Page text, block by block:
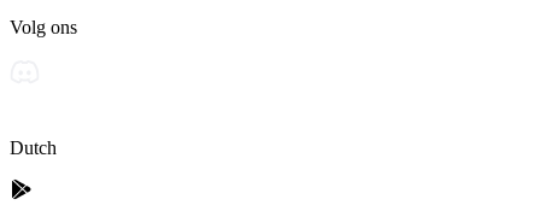
Volg ons
Dutch